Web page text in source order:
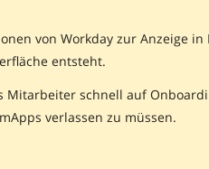
von Workday zur Anzeige in
entsteht.
Mitarbeiter schnell auf
verlassen zu müssen.